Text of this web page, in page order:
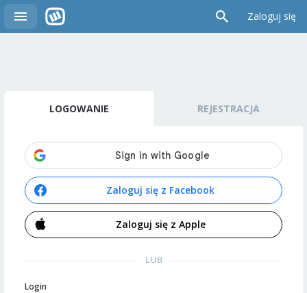
Zaloguj się
LOGOWANIE REJESTRACJA
Zaloguj się z Facebook
Zaloguj się z Apple
LUB
Login